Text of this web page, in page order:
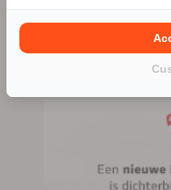
154 advertenties